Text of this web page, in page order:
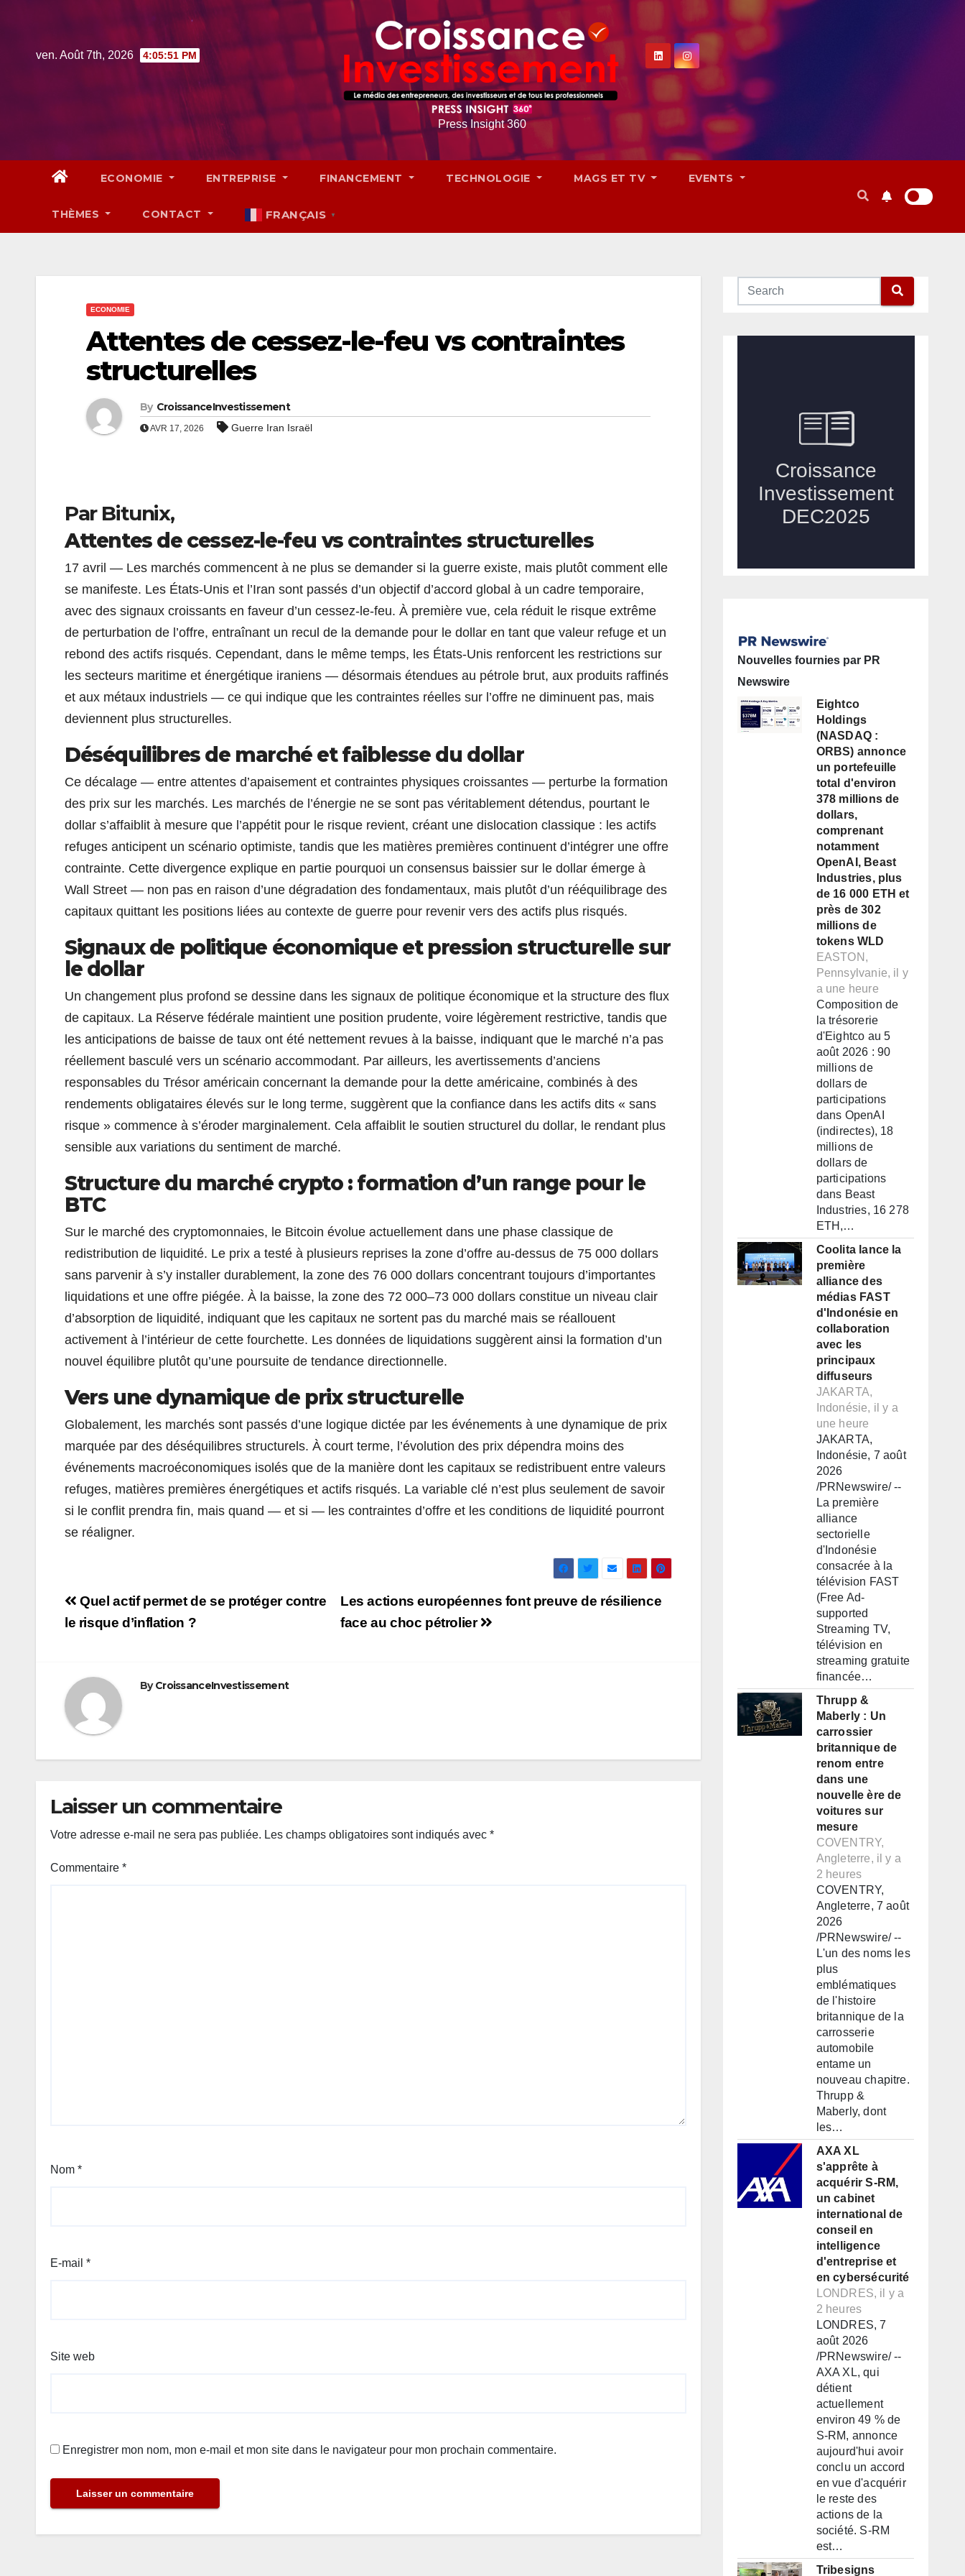
contentven. Août 7th, 2026 4:05:52 PM
Press Insight 360
ECONOMIE ENTREPRISE FINANCEMENT TECHNOLOGIE MAGS ET TV EVENTS
THÈMES CONTACT FRANÇAIS ▼
ECONOMIE
Attentes de cessez-le-feu vs contraintes
structurelles
By CroissanceInvestissement
AVR 17, 2026 Guerre Iran Israël
Par Bitunix,
Attentes de cessez-le-feu vs contraintes structurelles
17 avril — Les marchés commencent à ne plus se demander si la guerre existe, mais plutôt comment elle
se manifeste. Les États-Unis et l’Iran sont passés d’un objectif d’accord global à un cadre temporaire,
avec des signaux croissants en faveur d’un cessez-le-feu. À première vue, cela réduit le risque extrême
de perturbation de l’offre, entraînant un recul de la demande pour le dollar en tant que valeur refuge et un
rebond des actifs risqués. Cependant, dans le même temps, les États-Unis renforcent les restrictions sur
les secteurs maritime et énergétique iraniens — désormais étendues au pétrole brut, aux produits raffinés
et aux métaux industriels — ce qui indique que les contraintes réelles sur l’offre ne diminuent pas, mais
deviennent plus structurelles.
Déséquilibres de marché et faiblesse du dollar
Ce décalage — entre attentes d’apaisement et contraintes physiques croissantes — perturbe la formation
des prix sur les marchés. Les marchés de l’énergie ne se sont pas véritablement détendus, pourtant le
dollar s’affaiblit à mesure que l’appétit pour le risque revient, créant une dislocation classique : les actifs
refuges anticipent un scénario optimiste, tandis que les matières premières continuent d’intégrer une offre
contrainte. Cette divergence explique en partie pourquoi un consensus baissier sur le dollar émerge à
Wall Street — non pas en raison d’une dégradation des fondamentaux, mais plutôt d’un rééquilibrage des
capitaux quittant les positions liées au contexte de guerre pour revenir vers des actifs plus risqués.
Signaux de politique économique et pression structurelle sur
le dollar
Un changement plus profond se dessine dans les signaux de politique économique et la structure des flux
de capitaux. La Réserve fédérale maintient une position prudente, voire légèrement restrictive, tandis que
les anticipations de baisse de taux ont été nettement revues à la baisse, indiquant que le marché n’a pas
réellement basculé vers un scénario accommodant. Par ailleurs, les avertissements d’anciens
responsables du Trésor américain concernant la demande pour la dette américaine, combinés à des
rendements obligataires élevés sur le long terme, suggèrent que la confiance dans les actifs dits « sans
risque » commence à s’éroder marginalement. Cela affaiblit le soutien structurel du dollar, le rendant plus
sensible aux variations du sentiment de marché.
Structure du marché crypto : formation d’un range pour le
BTC
Sur le marché des cryptomonnaies, le Bitcoin évolue actuellement dans une phase classique de
redistribution de liquidité. Le prix a testé à plusieurs reprises la zone d’offre au-dessus de 75 000 dollars
sans parvenir à s’y installer durablement, la zone des 76 000 dollars concentrant toujours d’importantes
liquidations et une offre piégée. À la baisse, la zone des 72 000–73 000 dollars constitue un niveau clair
d’absorption de liquidité, indiquant que les capitaux ne sortent pas du marché mais se réallouent
activement à l’intérieur de cette fourchette. Les données de liquidations suggèrent ainsi la formation d’un
nouvel équilibre plutôt qu’une poursuite de tendance directionnelle.
Vers une dynamique de prix structurelle
Globalement, les marchés sont passés d’une logique dictée par les événements à une dynamique de prix
marquée par des déséquilibres structurels. À court terme, l’évolution des prix dépendra moins des
événements macroéconomiques isolés que de la manière dont les capitaux se redistribuent entre valeurs
refuges, matières premières énergétiques et actifs risqués. La variable clé n’est plus seulement de savoir
si le conflit prendra fin, mais quand — et si — les contraintes d’offre et les conditions de liquidité pourront
se réaligner.
Navigation
de
Les actions européennes font preuve de résilience
face au choc pétrolier
Quel actif permet de se protéger contre
le risque d’inflation ?
ByCroissanceInvestissement
Laisser un commentaire
Votre adresse e-mail ne sera pas publiée. Les champs obligatoires sont indiqués avec *
Commentaire *
Nom *
E-mail *
Site web
Enregistrer mon nom, mon e-mail et mon site dans le navigateur pour mon prochain commentaire.
Nouvelles fournies par PR
Newswire
Eightco
Holdings
(NASDAQ :
ORBS) annonce
un portefeuille
total d'environ
378 millions de
dollars,
comprenant
notamment
OpenAI, Beast
Industries, plus
de 16 000 ETH et
près de 302
millions de
tokens WLD
EASTON,
Pennsylvanie, il y
a une heure
Composition de
la trésorerie
d'Eightco au 5
août 2026 : 90
millions de
dollars de
participations
dans OpenAI
(indirectes), 18
millions de
dollars de
participations
dans Beast
Industries, 16 278
ETH,…
Coolita lance la
première
alliance des
médias FAST
d'Indonésie en
collaboration
avec les
principaux
diffuseurs
JAKARTA,
Indonésie, il y a
une heure
JAKARTA,
Indonésie, 7 août
2026
/PRNewswire/ --
La première
alliance
sectorielle
d'Indonésie
consacrée à la
télévision FAST
(Free Ad-
supported
Streaming TV,
télévision en
streaming gratuite
financée…
Thrupp &
Maberly : Un
carrossier
britannique de
renom entre
dans une
nouvelle ère de
voitures sur
mesure
COVENTRY,
Angleterre, il y a
2 heures
COVENTRY,
Angleterre, 7 août
2026
/PRNewswire/ --
L'un des noms les
plus
emblématiques
de l'histoire
britannique de la
carrosserie
automobile
entame un
nouveau chapitre.
Thrupp &
Maberly, dont
les…
AXA XL
s'apprête à
acquérir S-RM,
un cabinet
international de
conseil en
intelligence
d'entreprise et
en cybersécurité
LONDRES, il y a
2 heures
LONDRES, 7
août 2026
/PRNewswire/ --
AXA XL, qui
détient
actuellement
environ 49 % de
S-RM, annonce
aujourd'hui avoir
conclu un accord
en vue d'acquérir
le reste des
actions de la
société. S-RM
est…
Tribesigns